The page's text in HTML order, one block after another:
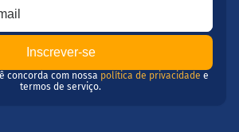
concorda com nossa política de privacidade e
termos de serviço.